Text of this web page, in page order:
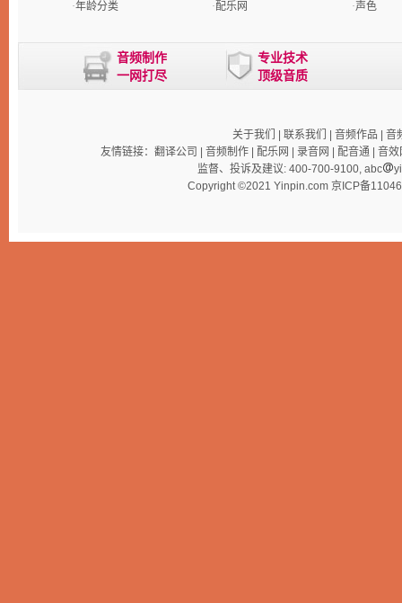
·年龄分类
·配乐网
·声色
音频制作
一网打尽
专业技术
顶级音质
关于我们 联系我们 音频作品
音
友情链接： 翻译公司 音频制作| 配乐网 录音网 配音通| 音效
监督、投诉及建议: 400-700-9100, abc
Copyright ©2021 Yinpin.com 京ICP备